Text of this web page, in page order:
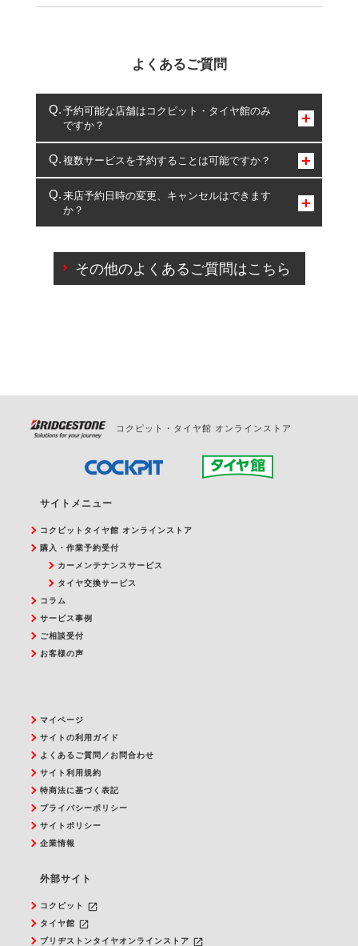
よくあるご質問
予約可能な店舗はコクピット・タイヤ館のみ
ですか？
コクピット・タイヤ館のみとなります。
複数サービスを予約することは可能ですか？
複数サービスのご予約は可能です。
一部の商品・サービスの組み合わせに限り、同時にご予約が
出来ないものもございます。
来店予約日時の変更、キャンセルはできます
か？
ご来店予約日の3営業日前を過ぎている場合のご予約
の日時変更につきましては、直接ご予約の店舗まで
その他のよくあるご質問はこちら
コクピット・タイヤ館 オンラインストア
サイトメニュー
コクピットタイヤ館 オンラインストア
購入・作業予約受付
カーメンテナンスサービス
タイヤ交換サービス
コラム
サービス事例
ご相談受付
お客様の声
マイページ
サイトの利用ガイド
よくあるご質問／お問合わせ
サイト利用規約
特商法に基づく表記
プライバシーポリシー
サイトポリシー
企業情報
外部サイト
コクピット launch
タイヤ館 launch
ブリヂストンタイヤオンラインストア launch